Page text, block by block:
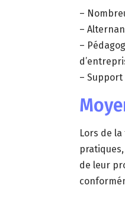
–
–
–
–
Lors de
de leur